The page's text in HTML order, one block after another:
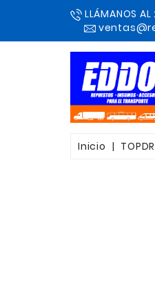
LLÁMANOS
Inicio